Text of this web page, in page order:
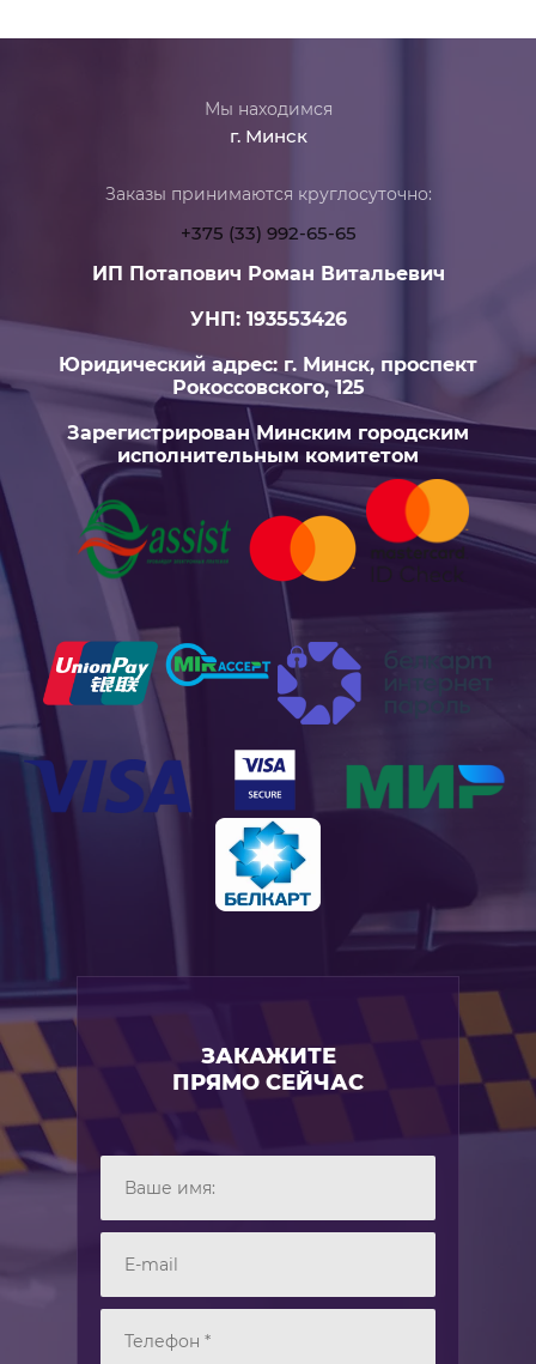
Мы находимся
г. Минск
Заказы принимаются круглосуточно:
+375 (33) 992-65-65
ИП Потапович Роман Витальевич
УНП: 193553426
Юридический адрес: г. Минск, проспект
Рокоссовского, 125
Зарегистрирован Минским городским
исполнительным комитетом
ЗАКАЖИТЕ
ПРЯМО СЕЙЧАС